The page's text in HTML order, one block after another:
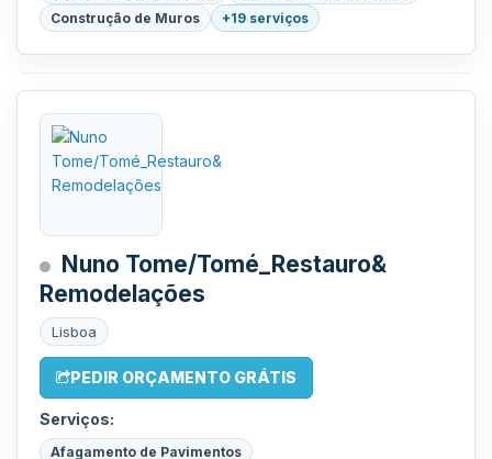
Construção de Muros
+19 serviços
Nuno Tome/Tomé_Restauro&
Remodelações
Lisboa
PEDIR ORÇAMENTO GRÁTIS
Serviços:
Afagamento de Pavimentos